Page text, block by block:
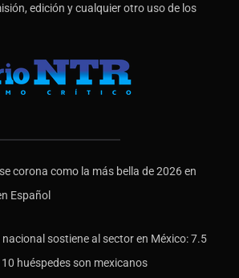
edición y cualquier otro uso de los
corona como la más bella de 2026 en
Español
sostiene al sector en México: 7.5
huéspedes son mexicanos